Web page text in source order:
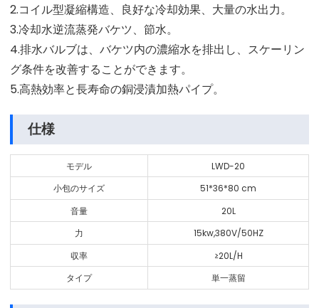
2.コイル型凝縮構造、良好な冷却効果、大量の水出力。
3.冷却水逆流蒸発バケツ、節水。
4.排水バルブは、バケツ内の濃縮水を排出し、スケーリン
グ条件を改善することができます。
5.高熱効率と長寿命の銅浸漬加熱パイプ。
仕様
モデル
LWD-20
小包のサイズ
51*36*80 cm
音量
20L
力
15kw,380V/50HZ
収率
≥20L/H
タイプ
単一蒸留